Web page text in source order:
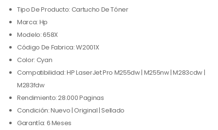
Tipo De Producto: Cartucho De Tóner
Marca: Hp
Modelo: 658X
Código De Fabrica: W2001X
Color: Cyan
Compatibilidad: HP LaserJet Pro M255dw | M255nw | M283cdw |
M283fdw
Rendimiento: 28.000 Paginas
Condición: Nuevo | Original | Sellado
Garantía: 6 Meses